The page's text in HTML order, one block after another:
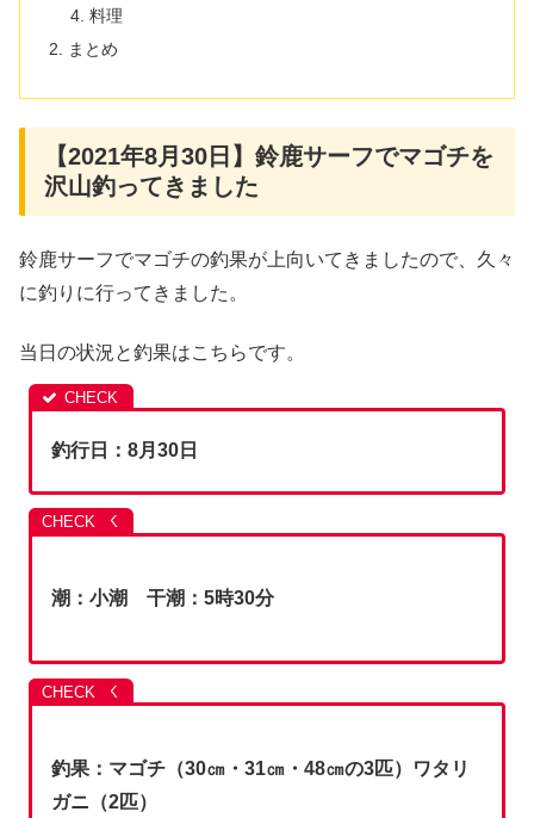
料理
まとめ
【2021年8月30日】鈴鹿サーフでマゴチを
沢山釣ってきました
鈴鹿サーフでマゴチの釣果が上向いてきましたので、久々
に釣りに行ってきました。
当日の状況と釣果はこちらです。
釣行日：8月30 日
潮：小潮 干潮：5時30分
釣果：マゴチ（30㎝・31㎝・48㎝の3匹）ワタリ
ガニ（2匹）